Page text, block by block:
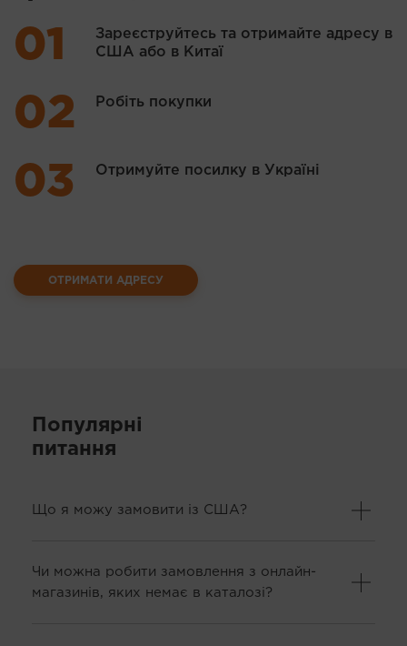
Зареєструйтесь та отримайте адресу в
США або в Китаї
Робіть покупки
Отримуйте посилку в Україні
ОТРИМАТИ АДРЕСУ
Популярні
питання
Що я можу замовити із США?
Чи можна робити замовлення з онлайн-
магазинів, яких немає в каталозі?